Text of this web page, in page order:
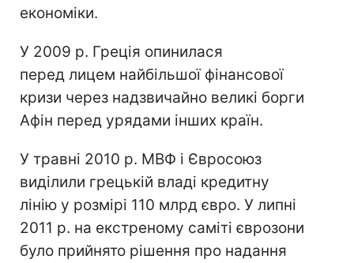
економіки.
У 2009 р. Греція опинилася
перед лицем найбільшої фінансової
кризи через надзвичайно великі борги
Афін перед урядами інших країн.
У травні 2010 р. МВФ і Євросоюз
виділили грецькій владі кредитну
лінію у розмірі 110 млрд євро. У липні
2011 р. на екстреному саміті єврозони
було прийнято рішення про надання